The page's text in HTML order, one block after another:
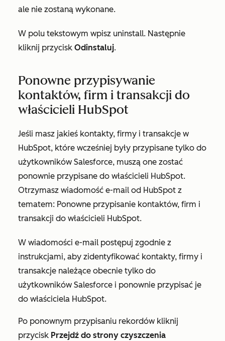
ale nie zostaną wykonane.
W polu tekstowym wpisz uninstall. Następnie
kliknij przycisk Odinstaluj.
Ponowne przypisywanie
kontaktów, firm i transakcji do
właścicieli HubSpot
Jeśli masz jakieś kontakty, firmy i transakcje w
HubSpot, które wcześniej były przypisane tylko do
użytkowników Salesforce, muszą one zostać
ponownie przypisane do właścicieli HubSpot.
Otrzymasz wiadomość e-mail od HubSpot z
tematem: Ponowne przypisanie kontaktów, firm i
transakcji do właścicieli HubSpot.
W wiadomości e-mail postępuj zgodnie z
instrukcjami, aby zidentyfikować kontakty, firmy i
transakcje należące obecnie tylko do
użytkowników Salesforce i ponownie przypisać je
do właściciela HubSpot.
Po ponownym przypisaniu rekordów kliknij
przycisk Przejdź do strony czyszczenia